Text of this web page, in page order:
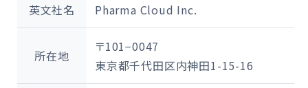
英文社名 Pharma Cloud Inc.
所在地
〒101−0047
東京都千代田区内神田1-15-16